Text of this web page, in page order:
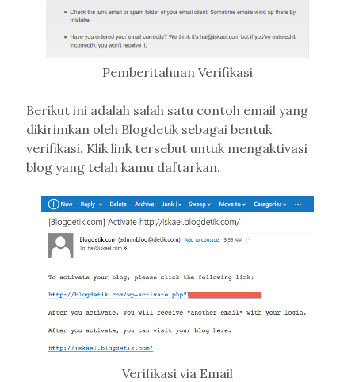
Pemberitahuan Verifikasi
Berikut ini adalah salah satu contoh email yang
dikirimkan oleh Blogdetik sebagai bentuk
verifikasi. Klik link tersebut untuk mengaktivasi
blog yang telah kamu daftarkan.
Verifikasi via Email